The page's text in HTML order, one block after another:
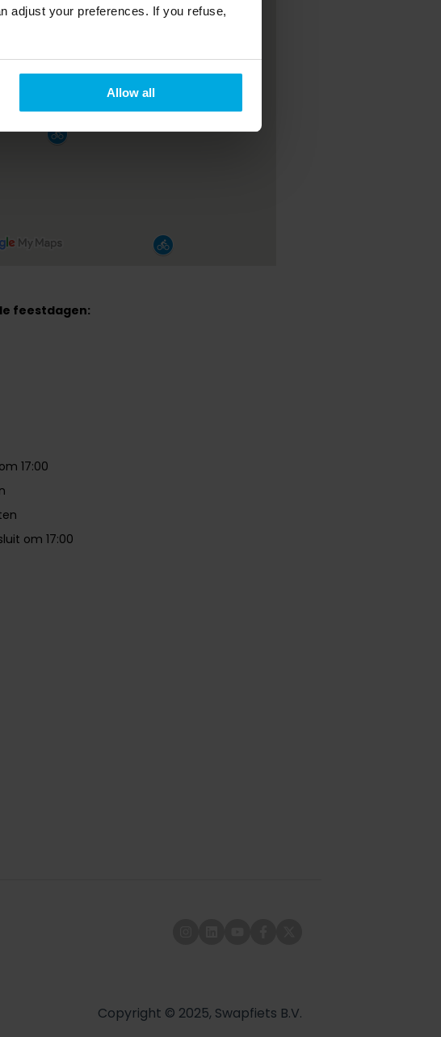
adjust your preferences. If you refuse,
Allow all
feestdagen:
17:00
om 17:00
Copyright © 2025, Swapfiets B.V.